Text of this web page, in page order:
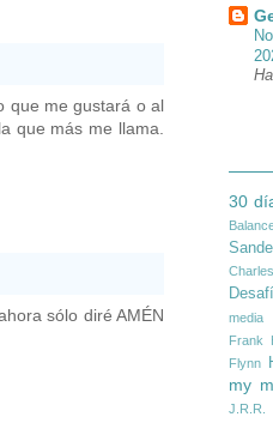
que me gustará o al
que más me llama.
sólo diré AMÉN
30
media
Frank
Flynn
my